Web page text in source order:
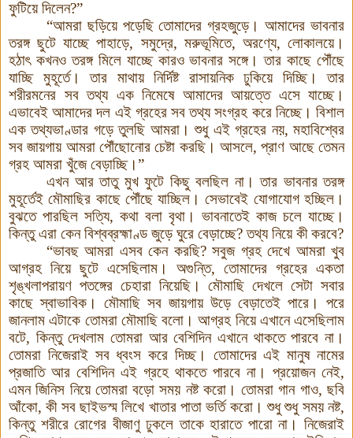
ফুটিয়ে দিলেন?”
“আমরা ছড়িয়ে পড়েছি তোমাদের গ্রহজুড়ে। আমাদের ভাবনার
তরঙ্গ ছুটে যাচ্ছে পাহাড়ে, সমুদ্রে, মরুভূমিতে, অরণ্যে, লোকালয়ে।
হঠাৎ কখনও তরঙ্গ মিলে যাচ্ছে কারও ভাবনার সঙ্গে। তার কাছে পৌঁছে
যাচ্ছি মুহূর্তে। তার মাথায় নির্দিষ্ট রাসায়নিক ঢুকিয়ে দিচ্ছি। তার
শরীরমনের সব তথ্য এক নিমেষে আমাদের আয়ত্তে এসে যাচ্ছে।
এভাবেই আমাদের দল এই গ্রহের সব তথ্য সংগ্রহ করে নিচ্ছে। বিশাল
এক তথ্যভাণ্ডার গড়ে তুলছি আমরা। শুধু এই গ্রহের নয়, মহাবিশ্বের
সব জায়গায় আমরা পৌঁছোনোর চেষ্টা করছি। আসলে, প্রাণ আছে তেমন
গ্রহ আমরা খুঁজে বেড়াচ্ছি।”
এখন আর তাতু মুখ ফুটে কিছু বলছিল না। তার ভাবনার তরঙ্গ
মুহূর্তেই মৌমাছির কাছে পৌঁছে যাচ্ছিল। সেভাবেই যোগাযোগ হচ্ছিল।
বুঝতে পারছিল সত্যি, কথা বলা বৃথা। ভাবনাতেই কাজ চলে যাচ্ছে।
কিন্তু এরা কেন বিশ্বব্রহ্মাণ্ড জুড়ে ঘুরে বেড়াচ্ছে? তথ্য নিয়ে কী করবে?
“ভাবছ আমরা এসব কেন করছি? সবুজ গ্রহ দেখে আমরা খুব
আগ্রহ নিয়ে ছুটে এসেছিলাম। অগুন্তি, তোমাদের গ্রহের একতা
শৃঙ্খলাপরায়ণ পতঙ্গের চেহারা নিয়েছি। মৌমাছি দেখলে সেটা সবার
কাছে স্বাভাবিক। মৌমাছি সব জায়গায় উড়ে বেড়াতেই পারে। পরে
জানলাম এটাকে তোমরা মৌমাছি বলো। আগ্রহ নিয়ে এখানে এসেছিলাম
বটে, কিন্তু দেখলাম তোমরা আর বেশিদিন এখানে থাকতে পারবে না।
তোমরা নিজেরাই সব ধ্বংস করে দিচ্ছ। তোমাদের এই মানুষ নামের
প্রজাতি আর বেশিদিন এই গ্রহে থাকতে পারবে না। প্রয়োজন নেই,
এমন জিনিস নিয়ে তোমরা বড়ো সময় নষ্ট করো। তোমরা গান গাও, ছবি
আঁকো, কী সব ছাইভস্ম লিখে খাতার পাতা ভর্তি করো। শুধু শুধু সময় নষ্ট,
কিন্তু শরীরে রোগের বীজাণু ঢুকলে তাকে হারাতে পারো না। নিজেরাই